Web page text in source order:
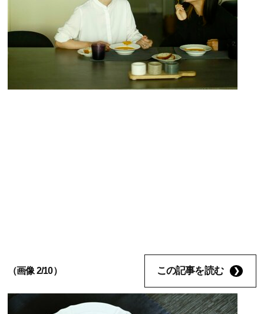
（画像 2/10） この記事を読む